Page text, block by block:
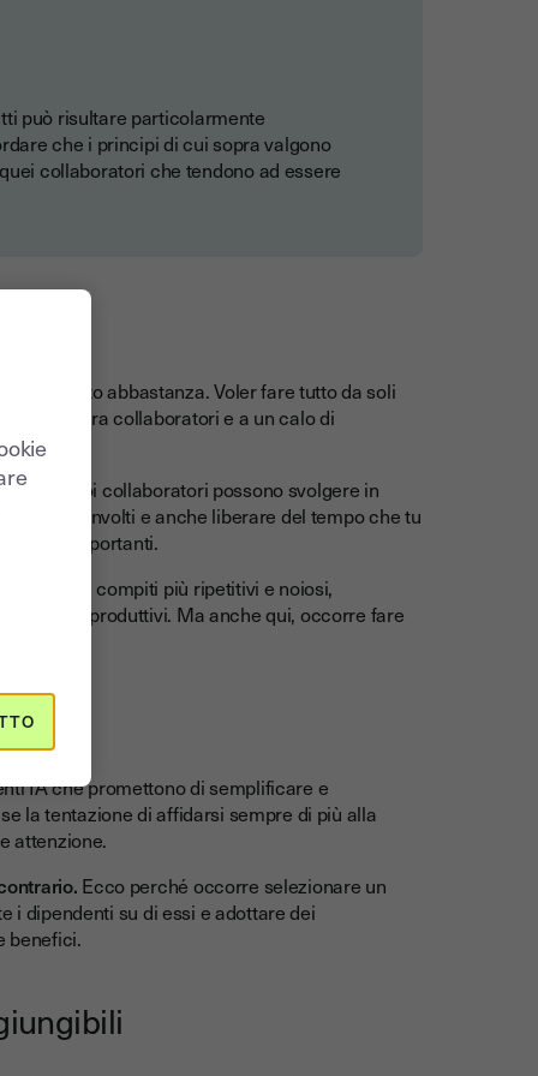
può risultare particolarmente
che i principi di cui sopra valgono
collaboratori che tendono ad essere
abbastanza. Voler fare tutto da soli
sfiducia tra collaboratori e a un calo di
che i tuoi collaboratori possono svolgere in
coinvolti e anche liberare del tempo che tu
più importanti.
parte dei compiti più ripetitivi e noiosi,
più produttivi. Ma anche qui, occorre fare
IA che promettono di semplificare e
la tentazione di affidarsi sempre di più alla
attenzione.
Ecco perché occorre selezionare un
i dipendenti su di essi e adottare dei
benefici.